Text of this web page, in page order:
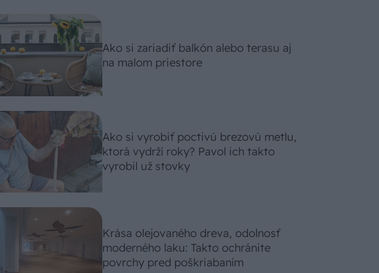
Ako si zariadiť balkón alebo terasu aj
na malom priestore
Ako si vyrobiť poctivú brezovú metlu,
ktorá vydrží roky? Pavol ich takto
vyrobil už stovky
Krása olejovaného dreva, odolnosť
moderného laku: Takto ochránite
povrchy pred poškriabaním